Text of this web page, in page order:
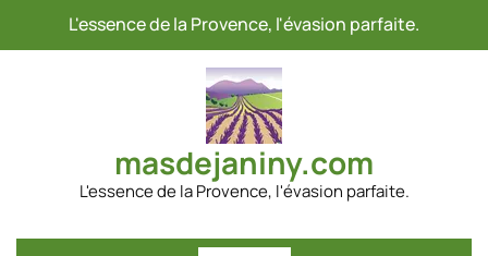
L'essence de la Provence, l'évasion parfaite.
masdejaniny.com
L'essence de la Provence, l'évasion parfaite.